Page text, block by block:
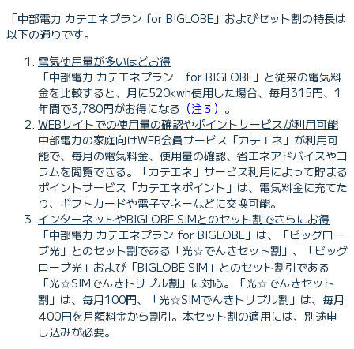
「中部電力 カテエネプラン for BIGLOBE」およびセット割の特長は
以下の通りです。
電気使用量が多いほどお得
「中部電力 カテエネプラン for BIGLOBE」と従来の電気料
金を比較すると、月に520kwh使用した場合、毎月315円、1
年間で3,780円がお得になる （注３） 。
WEBサイトでの使用量の確認やポイントサービスが利用可能
中部電力の家庭向けWEB会員サービス「カテエネ」が利用可
能で、毎月の電気料金、使用量の確認、省エネアドバイスやコ
ラムを閲覧できる。「カテエネ」サービス利用によって貯まる
ポイントサービス「カテエネポイント」は、電気料金に充てた
り、ギフトカードや電子マネーなどに交換可能。
インターネットやBIGLOBE SIMとのセット割でさらにお得
「中部電力 カテエネプラン for BIGLOBE」は、「ビッグロー
ブ光」とのセット割である「光☆でんきセット割」、「ビッグ
ローブ光」および「BIGLOBE SIM」とのセット割引である
「光☆SIMでんきトリプル割」に対応。「光☆でんきセット
割」は、毎月100円、「光☆SIMでんきトリプル割」は、毎月
400円を月額料金から割引。本セット割の適用には、別途申
し込みが必要。